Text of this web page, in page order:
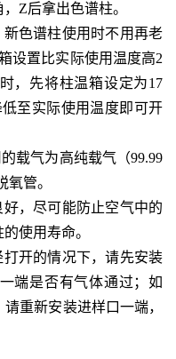
Z后拿出色谱柱。
色谱柱使用时不用再老
设置比实际使用温度高2
，先将柱温箱设定为17
至实际使用温度即可开
载气为高纯载气（99.99
管。
，尽可能防止空气中的
使用寿命。
开的情况下，请先安装
端是否有气体通过；如
重新安装进样口一端，